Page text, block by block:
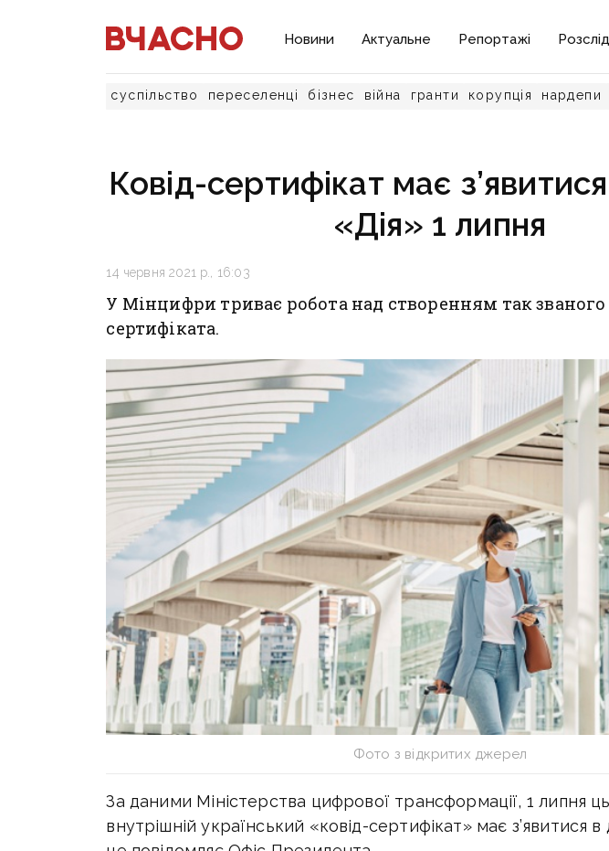
Новини Актуальне Репортажі
суспільство переселенці бізнес війна гранти корупція нардепи
Ковід-сертифікат має
«Дія» 1 липня
14 червня 2021 р., 16:03
У Мінцифри триває робота над створенням так званого
сертифіката.
Фото з відкритих джерел
За даними Міністерства цифрової трансформації, 1 липня
внутрішній український «ковід-сертифікат» має з’явитися